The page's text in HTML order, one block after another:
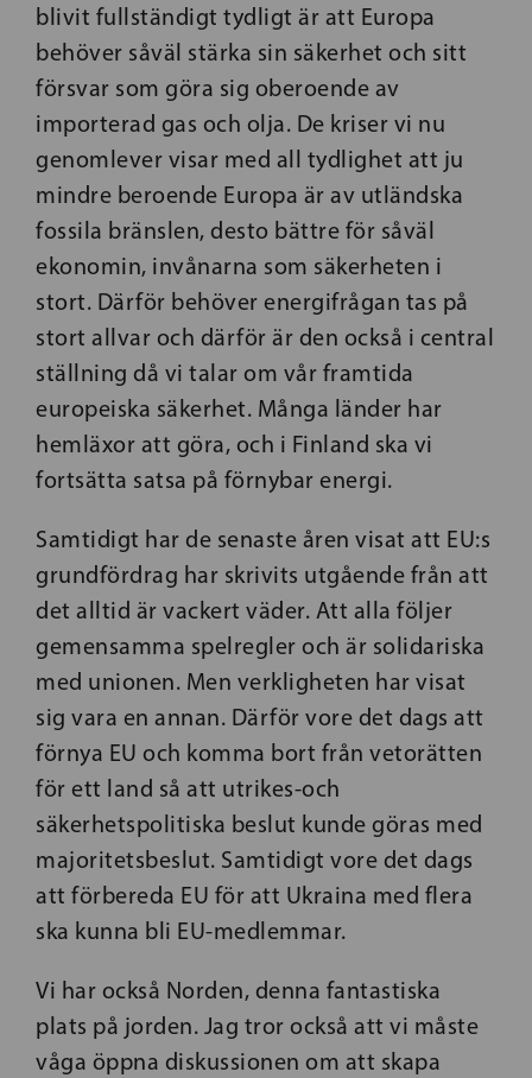
blivit fullständigt tydligt är att Europa
behöver såväl stärka sin säkerhet och sitt
försvar som göra sig oberoende av
importerad gas och olja. De kriser vi nu
genomlever visar med all tydlighet att ju
mindre beroende Europa är av utländska
fossila bränslen, desto bättre för såväl
ekonomin, invånarna som säkerheten i
stort. Därför behöver energifrågan tas på
stort allvar och därför är den också i central
ställning då vi talar om vår framtida
europeiska säkerhet. Många länder har
hemläxor att göra, och i Finland ska vi
fortsätta satsa på förnybar energi.
Samtidigt har de senaste åren visat att EU:s
grundfördrag har skrivits utgående från att
det alltid är vackert väder. Att alla följer
gemensamma spelregler och är solidariska
med unionen. Men verkligheten har visat
sig vara en annan. Därför vore det dags att
förnya EU och komma bort från vetorätten
för ett land så att utrikes-och
säkerhetspolitiska beslut kunde göras med
majoritetsbeslut. Samtidigt vore det dags
att förbereda EU för att Ukraina med flera
ska kunna bli EU-medlemmar.
Vi har också Norden, denna fantastiska
plats på jorden. Jag tror också att vi måste
våga öppna diskussionen om att skapa